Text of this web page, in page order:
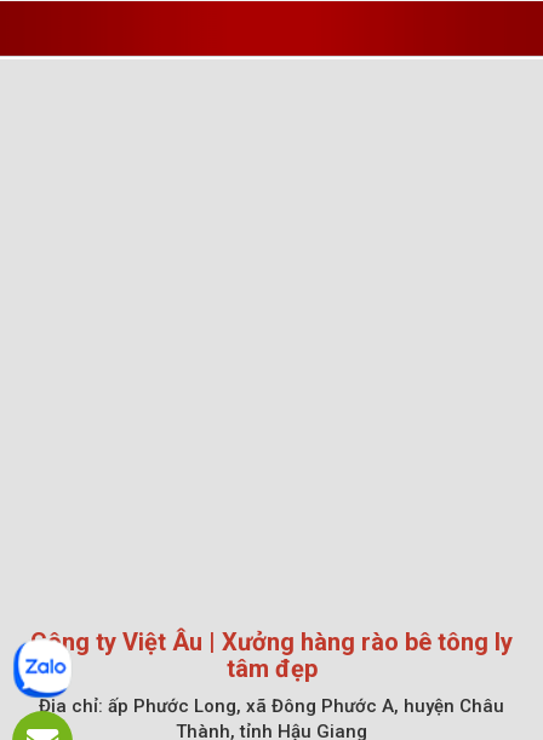
Công ty Việt Âu | Xưởng hàng rào bê tông ly
tâm đẹp
Địa chỉ: ấp Phước Long, xã Đông Phước A, huyện Châu
Thành, tỉnh Hậu Giang